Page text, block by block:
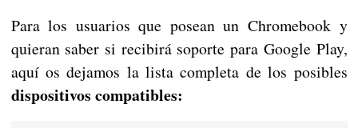
Para los usuarios que posean un Chromebook y
quieran saber si recibirá soporte para Google Play,
aquí os dejamos la lista completa de los posibles
dispositivos compatibles: